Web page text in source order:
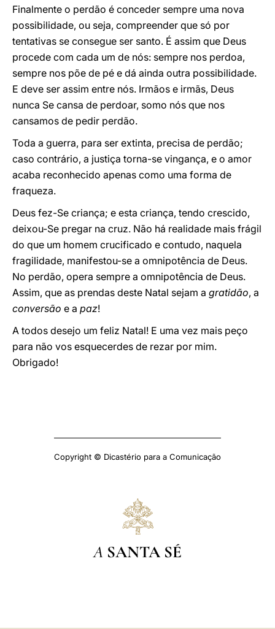
Finalmente o perdão é conceder sempre uma nova
possibilidade, ou seja, compreender que só por
tentativas se consegue ser santo. É assim que Deus
procede com cada um de nós: sempre nos perdoa,
sempre nos põe de pé e dá ainda outra possibilidade.
E deve ser assim entre nós. Irmãos e irmãs, Deus
nunca Se cansa de perdoar, somo nós que nos
cansamos de pedir perdão.
Toda a guerra, para ser extinta, precisa de perdão;
caso contrário, a justiça torna-se vingança, e o amor
acaba reconhecido apenas como uma forma de
fraqueza.
Deus fez-Se criança; e esta criança, tendo crescido,
deixou-Se pregar na cruz. Não há realidade mais frágil
do que um homem crucificado e contudo, naquela
fragilidade, manifestou-se a omnipotência de Deus.
No perdão, opera sempre a omnipotência de Deus.
Assim, que as prendas deste Natal sejam a gratidão, a
conversão e a paz!
A todos desejo um feliz Natal! E uma vez mais peço
para não vos esquecerdes de rezar por mim.
Obrigado!
Copyright © Dicastério para a Comunicação
A SANTA SÉ